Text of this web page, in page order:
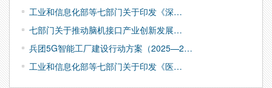
工业和信息化部等七部门关于印发《深…
七部门关于推动脑机接口产业创新发展…
兵团5G智能工厂建设行动方案（2025—2…
工业和信息化部等七部门关于印发《医…